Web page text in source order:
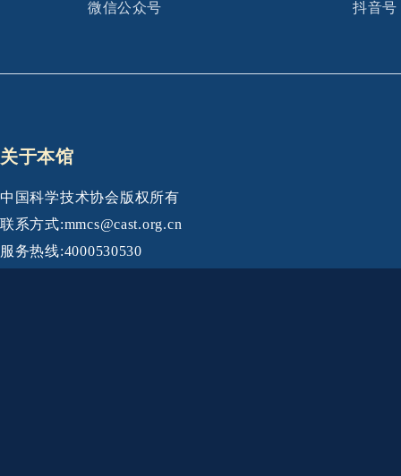
微信公众号 抖音号
关于本馆
中国科学技术协会版权所有
联系方式:mmcs@cast.org.cn
服务热线:4000530530